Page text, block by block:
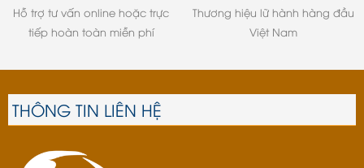
Hỗ trợ tư vấn online hoặc trực
tiếp hoàn toàn miễn phí
Thương hiệu lữ hành hàng đầu
Việt Nam
THÔNG TIN LIÊN HỆ